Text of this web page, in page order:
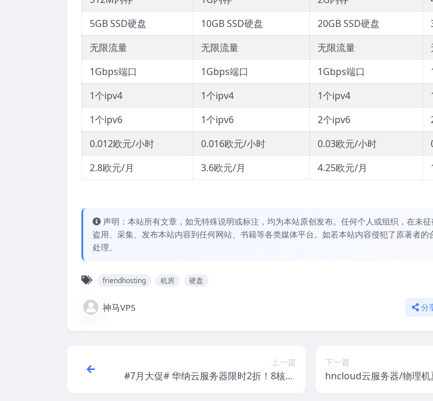
5GB SSD硬盘
10GB SSD硬盘 20GB SSD硬盘
无限流量
无限流量 无限流量
1Gbps端口
1Gbps端口 1Gbps端口
1个ipv4
1个ipv4 1个ipv4
1个ipv6
1个ipv6 2个ipv6
0.012欧元/小时
0.016欧元/小时 0.03欧元/小时
2.8欧元/月
3.6欧元/月 4.25欧元/月
声明：本站所有文章，如无特殊说明或标注，均为本站原创发布。任何个人或组织，在未征
盗用、采集、发布本站内容到任何网站、书籍等各类媒体平台。如若本站内容侵犯了原著者
处理。
friendhosting 机房 硬盘
神马VPS 分
上一篇
#7月大促# 华纳云服务器限时2折！8核16
下一篇
hncloud云服务器/物理机